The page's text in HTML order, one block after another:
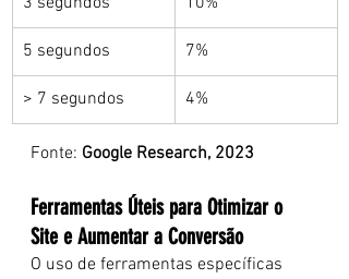
5 segundos 7%
> 7 segundos 4%
Fonte: Google Research, 2023
Ferramentas Úteis para Otimizar o
Site e Aumentar a Conversão
O uso de ferramentas específicas